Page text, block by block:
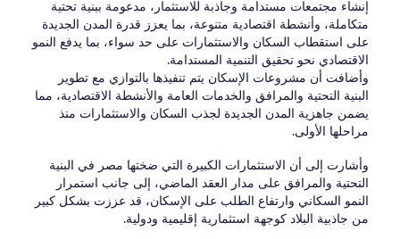
إنشاء مجتمعات مستدامة وجاذبة للاستثمار، مدعومة ببنية تحتية
متكاملة، وأنشطة اقتصادية متنوعة، بما يعزز قدرة المدن الجديدة
على استقطاب السكان والاستثمارات على حد سواء، بما يدفع النمو
الاقتصادي نحو تحقيق التنمية المستدامة.
وأضافت أن مشروعات الإسكان يتم تنفيذها بالتوازي مع تطوير
البنية التحتية والمرافق والخدمات العامة والأنشطة الاقتصادية، مما
يضمن جاهزية المدن الجديدة لجذب السكان والاستثمارات منذ
مراحلها الأولى.
وأشارت إلى أن الاستثمارات الكبيرة التي ضختها مصر في البنية
التحتية والمرافق على مدار العقد الماضي، إلى جانب استمرار
النمو السكاني وارتفاع الطلب على الإسكان، قد عززت بشكل كبير
من جاذبية البلاد كوجهة استثمارية إقليمية ودولية.